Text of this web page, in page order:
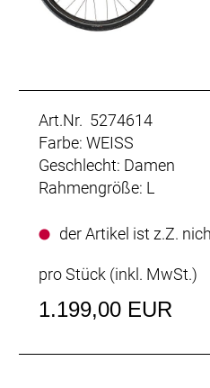
Art.Nr. 5274614
Farbe: WEISS
Geschlecht: Damen
Rahmengröße: L
der Artikel ist z.Z.
pro Stück (inkl. MwSt.)
1.199,00 EUR